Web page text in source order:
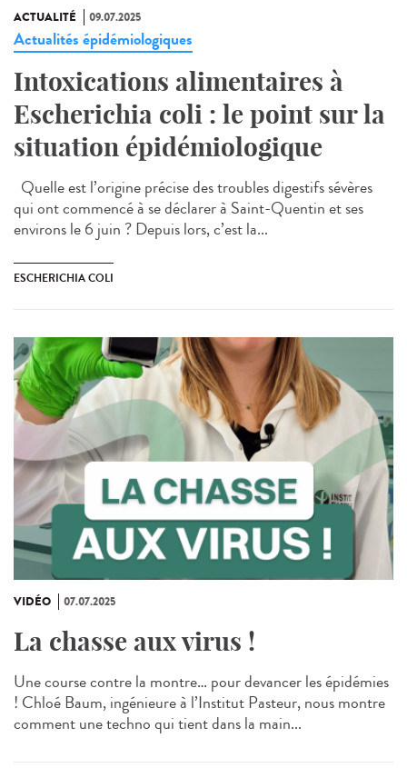
ACTUALITÉ 09.07.2025
Actualités épidémiologiques
Intoxications alimentaires à
Escherichia coli : le point sur la
situation épidémiologique
Quelle est l’origine précise des troubles digestifs sévères
qui ont commencé à se déclarer à Saint-Quentin et ses
environs le 6 juin ? Depuis lors, c’est la...
ESCHERICHIA COLI
VIDÉO 07.07.2025
La chasse aux virus !
Une course contre la montre… pour devancer les épidémies
! Chloé Baum, ingénieure à l’Institut Pasteur, nous montre
comment une techno qui tient dans la main...